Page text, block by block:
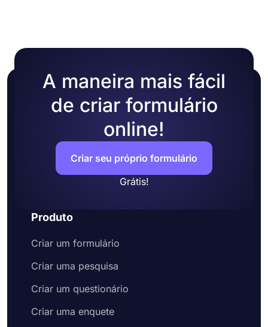
A maneira mais fácil
de criar formulário
online!
Criar seu próprio formulário
Grátis!
Produto
Criar um formulário
Criar uma pesquisa
Criar um questionário
Criar uma enquete